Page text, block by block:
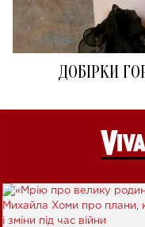
ДОБІРКИ